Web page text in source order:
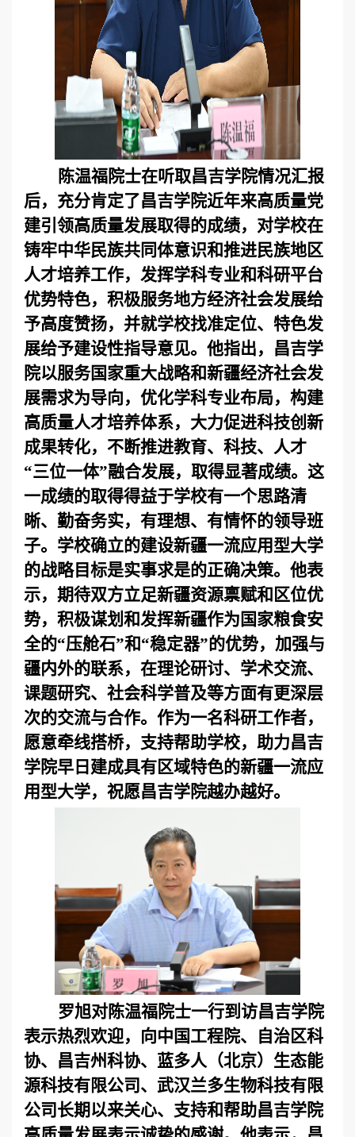
陈温福院士在听取昌吉学院情况汇报
后，充分肯定了昌吉学院近年来高质量党
建引领高质量发展取得的成绩，对学校在
铸牢中华民族共同体意识和推进民族地区
人才培养工作，发挥学科专业和科研平台
优势特色，积极服务地方经济社会发展给
予高度赞扬，并就学校找准定位、特色发
展给予建设性指导意见。他指出，昌吉学
院以服务国家重大战略和新疆经济社会发
展需求为导向，优化学科专业布局，构建
高质量人才培养体系，大力促进科技创新
成果转化，不断推进教育、科技、人才
“三位一体”融合发展，取得显著成绩。这
一成绩的取得得益于学校有一个思路清
晰、勤奋务实，有理想、有情怀的领导班
子。学校确立的建设新疆一流应用型大学
的战略目标是实事求是的正确决策。他表
示，期待双方立足新疆资源禀赋和区位优
势，积极谋划和发挥新疆作为国家粮食安
全的“压舱石”和“稳定器”的优势，加强与
疆内外的联系，在理论研讨、学术交流、
课题研究、社会科学普及等方面有更深层
次的交流与合作。作为一名科研工作者，
愿意牵线搭桥，支持帮助学校，助力昌吉
学院早日建成具有区域特色的新疆一流应
用型大学，祝愿昌吉学院越办越好。
罗旭对陈温福院士一行到访昌吉学院
表示热烈欢迎，向中国工程院、自治区科
协、昌吉州科协、蓝多人（北京）生态能
源科技有限公司、武汉兰多生物科技有限
公司长期以来关心、支持和帮助昌吉学院